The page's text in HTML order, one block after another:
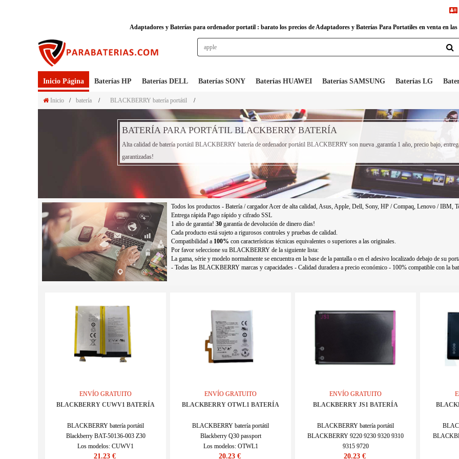
Adaptadores y Baterías para ordenador portatil : barato los precios de Adaptadores y Baterías Para Portatiles en venta en
Inicio Página Baterías HP Baterías DELL Baterías SONY Baterías HUAWEI Baterías SAMSUNG Baterías LG
Inicio / batería / BLACKBERRY batería portátil /
BATERÍA PARA PORTÁTIL BLACKBERRY BATERÍA
Alta calidad de batería portátil BLACKBERRY batería de ordenador portátil BLACKBERRY son nueva ,garantía 1 año, precio bajo,
garantizadas!
Todos los productos - Batería / cargador Acer de alta calidad, Asus, Apple, Dell, Sony, HP / Compaq, Lenovo / IBM,
Entrega rápida Pago rápido y cifrado SSL
1 año de garantia! 30 garantía de devolución de dinero días!
Cada producto está sujeto a rigurosos controles y pruebas de calidad.
Compatibilidad a 100% con características técnicas equivalentes o superiores a las originales.
Por favor seleccione su BLACKBERRY de la siguiente lista:
La gama, série y modelo normalmente se encuentra en la base de la pantalla o en el adesivo localizado debajo de su
- Todas las BLACKBERRY marcas y capacidades - Calidad duradera a precio económico - 100% compatible con la
ENVÍO GRATUITO
BLACKBERRY CUWV1 BATERÍA
BLACKBERRY batería portátil
Blackberry BAT-50136-003 Z30
Los modelos: CUWV1
SKU : 2603BA1134M_Te
21.23 €
ENVÍO GRATUITO
BLACKBERRY OTWL1 BATERÍA
BLACKBERRY batería portátil
Blackberry Q30 passport
Los modelos: OTWL1
SKU : 2511BA1018M_Te
20.23 €
ENVÍO GRATUITO
BLACKBERRY JS1 BATERÍA
BLACKBERRY batería portátil
BLACKBERRY 9220 9230 9320 9310
9315 9720
Los modelos: JS1
20.23 €